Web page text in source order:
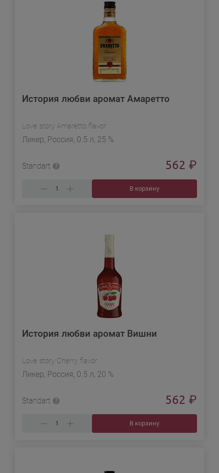
История любви аромат Амаретто
Love story Amaretto flavor
Ликер, Россия, 0.5 л, 25 %
Standart 562 ₽
В корзину
История любви аромат Вишни
Love story Cherry flavor
Ликер, Россия, 0.5 л, 20 %
Standart 562 ₽
В корзину